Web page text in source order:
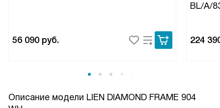
56 090 руб.
BL/A/
224
Описание модели LIEN DIAMOND FRAME 904